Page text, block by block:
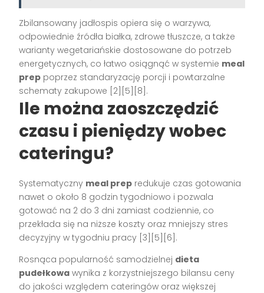
Zbilansowany jadłospis opiera się o warzywa,
odpowiednie źródła białka, zdrowe tłuszcze, a także
warianty wegetariańskie dostosowane do potrzeb
energetycznych, co łatwo osiągnąć w systemie meal
prep poprzez standaryzację porcji i powtarzalne
schematy zakupowe [2][5][8].
Ile można zaoszczędzić
czasu i pieniędzy wobec
cateringu?
Systematyczny meal prep redukuje czas gotowania
nawet o około 8 godzin tygodniowo i pozwala
gotować na 2 do 3 dni zamiast codziennie, co
przekłada się na niższe koszty oraz mniejszy stres
decyzyjny w tygodniu pracy [3][5][6].
Rosnąca popularność samodzielnej dieta
pudełkowa wynika z korzystniejszego bilansu ceny
do jakości względem cateringów oraz większej